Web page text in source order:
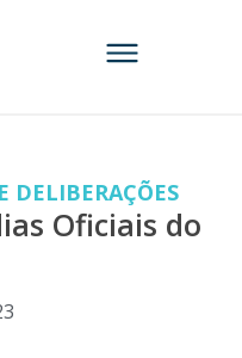
DELIBERAÇÕES
Oficiais do